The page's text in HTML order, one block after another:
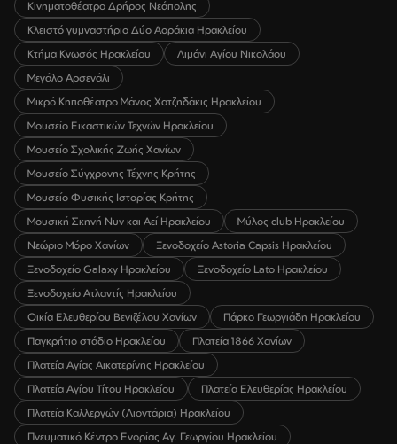
Κινηματοθέατρο Δρήρος Νεάπολης
Κλειστό γυμναστήριο Δύο Αοράκια Ηρακλείου
Κτήμα Κνωσός Ηρακλείου
Λιμάνι Αγίου Νικολάου
Μεγάλο Αρσενάλι
Μικρό Κηποθέατρο Μάνος Χατζηδάκις Ηρακλείου
Μουσείο Εικαστικών Τεχνών Ηρακλείου
Μουσείο Σχολικής Ζωής Χανίων
Μουσείο Σύγχρονης Τέχνης Κρήτης
Μουσείο Φυσικής Ιστορίας Κρήτης
Μουσική Σκηνή Νυν και Αεί Ηρακλείου
Μύλος club Ηρακλείου
Νεώριο Μόρο Χανίων
Ξενοδοχείο Astoria Capsis Ηρακλείου
Ξενοδοχείο Galaxy Ηρακλείου
Ξενοδοχείο Lato Ηρακλείου
Ξενοδοχείο Ατλαντίς Ηρακλείου
Οικία Ελευθερίου Βενιζέλου Χανίων
Πάρκο Γεωργιάδη Ηρακλείου
Παγκρήτιο στάδιο Ηρακλείου
Πλατεία 1866 Χανίων
Πλατεία Αγίας Αικατερίνης Ηρακλείου
Πλατεία Αγίου Τίτου Ηρακλείου
Πλατεία Ελευθερίας Ηρακλείου
Πλατεία Καλλεργών (Λιοντάρια) Ηρακλείου
Πνευματικό Κέντρο Ενορίας Αγ. Γεωργίου Ηρακλείου